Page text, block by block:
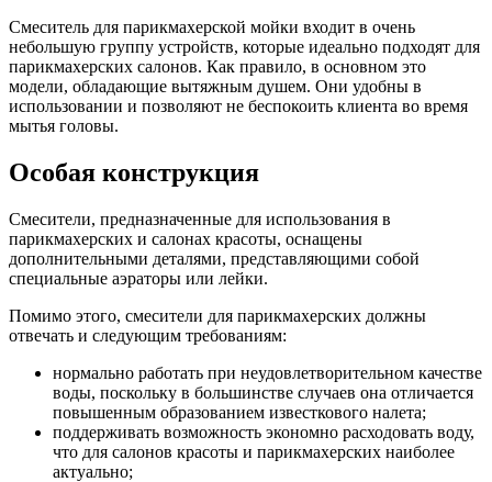
Смеситель для парикмахерской мойки входит в очень
небольшую группу устройств, которые идеально подходят для
парикмахерских салонов. Как правило, в основном это
модели, обладающие вытяжным душем. Они удобны в
использовании и позволяют не беспокоить клиента во время
мытья головы.
Особая конструкция
Смесители, предназначенные для использования в
парикмахерских и салонах красоты, оснащены
дополнительными деталями, представляющими собой
специальные аэраторы или лейки.
Помимо этого, смесители для парикмахерских должны
отвечать и следующим требованиям:
нормально работать при неудовлетворительном качестве
воды, поскольку в большинстве случаев она отличается
повышенным образованием известкового налета;
поддерживать возможность экономно расходовать воду,
что для салонов красоты и парикмахерских наиболее
актуально;